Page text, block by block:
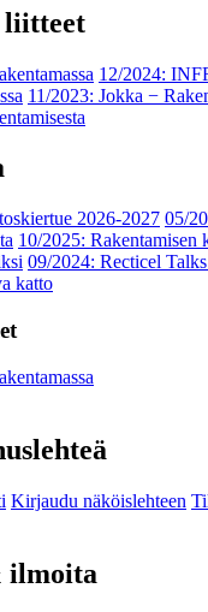
liitteet
12/2024:
11/2023: Jokka −
2026-2027 05/
10/2025: Rakentamisen
09/2024: Recticel
katto
Kirjaudu näköislehteen
ilmoita